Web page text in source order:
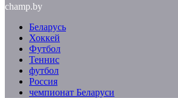
champ.by
Беларусь
Хоккей
Футбол
Теннис
футбол
Россия
чемпионат Беларуси